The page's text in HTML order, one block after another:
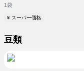
1袋
¥ スーパー価格
豆類